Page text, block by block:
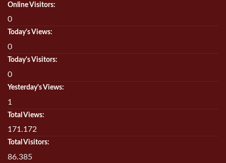
Online Visitors:
0
Today's Views:
0
Today's Visitors:
0
Yesterday's Views:
1
Total Views:
171.172
Total Visitors:
86.385